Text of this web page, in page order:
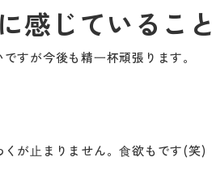
感じていること
すが今後も精⼀杯頑張ります。
が⽌まりません。⾷欲もです(笑)